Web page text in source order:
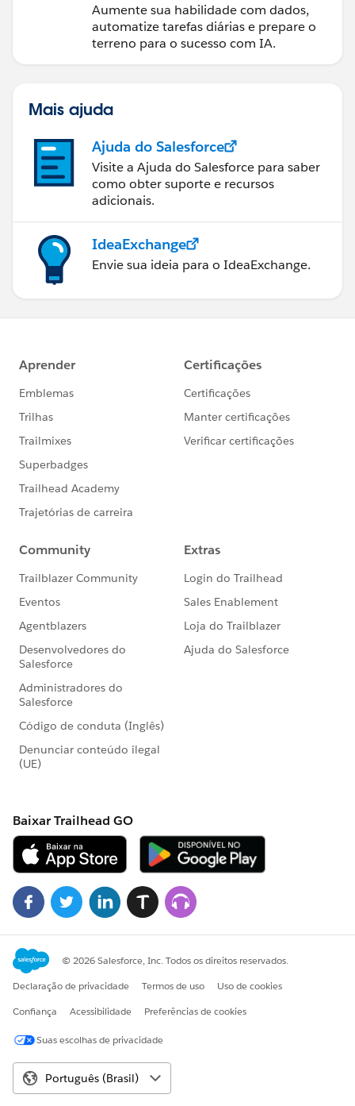
Aumente sua habilidade com dados,
automatize tarefas diárias e prepare o
terreno para o sucesso com IA.
Mais ajuda
Ajuda do Salesforce
Visite a Ajuda do Salesforce para saber
como obter suporte e recursos
adicionais.
IdeaExchange
Envie sua ideia para o IdeaExchange.